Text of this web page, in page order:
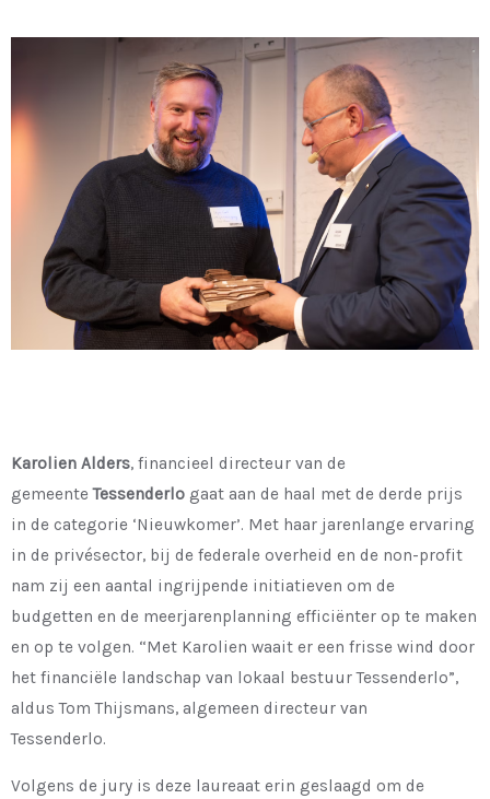
Karolien Alders, financieel directeur van de
gemeenteTessenderlo gaat aan de haal met de derde prijs
in de categorie ‘Nieuwkomer’. Met haar jarenlange ervaring
in de privésector, bij de federale overheid en de non-profit
nam zij een aantal ingrijpende initiatieven om de
budgetten en de meerjarenplanning efficiënter op te maken
en op te volgen. “Met Karolien waait er een frisse wind door
het financiële landschap van lokaal bestuur Tessenderlo”,
aldus Tom Thijsmans, algemeen directeur van
Tessenderlo.
Volgens de jury is deze laureaat erin geslaagd om de